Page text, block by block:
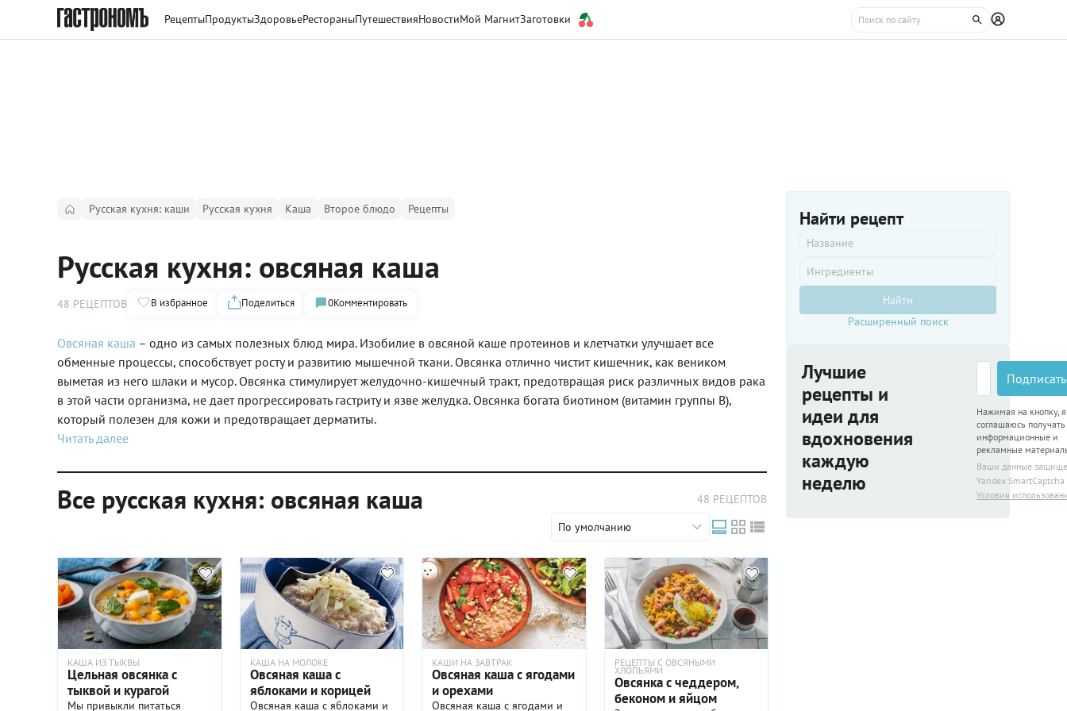
РецептыПродуктыЗдоровьеРестораныПутешествияНовостиМой МагнитЗаготовки
Русская кухня: каши Русская кухня Каша Второе блюдо Рецепты
Русская кухня: овсяная каша
48 РЕЦЕПТОВ В избранное Поделиться 0Комментировать
Овсяная каша – одно из самых полезных блюд мира. Изобилие в овсяной каше протеинов и клетчатки улучшает все
обменные процессы, способствует росту и развитию мышечной ткани. Овсянка отлично чистит кишечник, как веником
выметая из него шлаки и мусор. Овсянка стимулирует желудочно-кишечный тракт, предотвращая риск различных видов рака
в этой части организма, не дает прогрессировать гастриту и язве желудка. Овсянка богата биотином (витамин группы В),
который полезен для кожи и предотвращает дерматиты.
Читать далее
Все русская кухня: овсяная каша
48 РЕЦЕПТОВ
По умолчанию
КАША ИЗ ТЫКВЫ
Цельная овсянка с
тыквой и курагой
Мы привыкли питаться
КАША НА МОЛОКЕ
Овсяная каша с
яблоками и корицей
Овсяная каша с яблоками и
КАШИ НА ЗАВТРАК
Овсяная каша с ягодами
и орехами
Овсяная каша с ягодами и
РЕЦЕПТЫ С ОВСЯНЫМИ
ХЛОПЬЯМИ
Овсянка с чеддером,
беконом и яйцом
Найти рецепт
Найти
Расширенный поиск
Лучшие
рецепты и
идеи для
вдохновения
каждую
неделю
Нажимая на кнопку, я
соглашаюсь получать
информационные и
рекламные
Ваши данные
Yandex SmartCaptcha
Условия